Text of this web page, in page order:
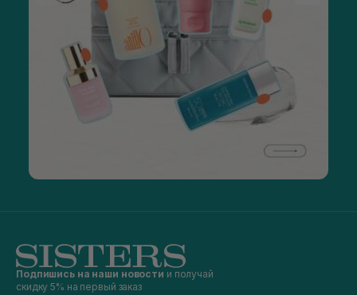
Подпишись на наши новости и получай
скидку 5% на первый заказ